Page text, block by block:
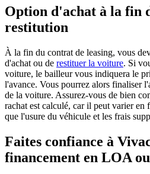
Option d'achat à la fin
restitution
À la fin du contrat de leasing, vous
d'achat ou de restituer la voiture. Si
voiture, le bailleur vous indiquera le
l'avance. Vous pourrez alors finaliser
de la voiture. Assurez-vous de bien
rachat est calculé, car il peut varier en
que l'usure du véhicule et les frais
Faites confiance à
financement en LOA